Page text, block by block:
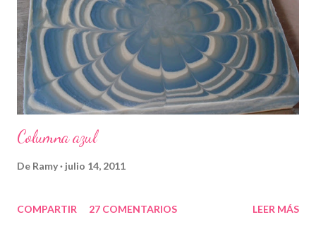
Columna azul
De Ramy julio 14, 2011
COMPARTIR 27 COMENTARIOS LEER MÁS